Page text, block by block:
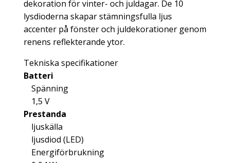
dekoration för vinter- och juldagar. De 10
lysdioderna skapar stämningsfulla ljus
accenter på fönster och juldekorationer genom
renens reflekterande ytor.
Tekniska specifikationer
Batteri
Spänning
1,5 V
Prestanda
ljuskälla
ljusdiod (LED)
Energiförbrukning